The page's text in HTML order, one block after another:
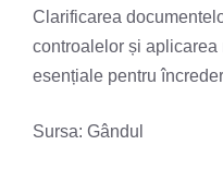
Clarificarea
controalelor și
esențiale pentru
Sursa: Gândul